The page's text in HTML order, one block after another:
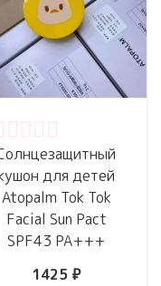
для детей
Atopalm Tok Tok
Facial Sun Pact
SPF43 PA+++
1425 ₽